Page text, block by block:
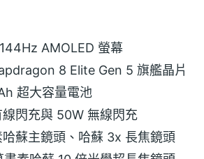
AMOLED 螢幕
8 Elite Gen 5 旗艦晶片
超大容量電池
線閃充與 50W 無線閃充
蘇主鏡頭、哈蘇 3x 長焦鏡頭